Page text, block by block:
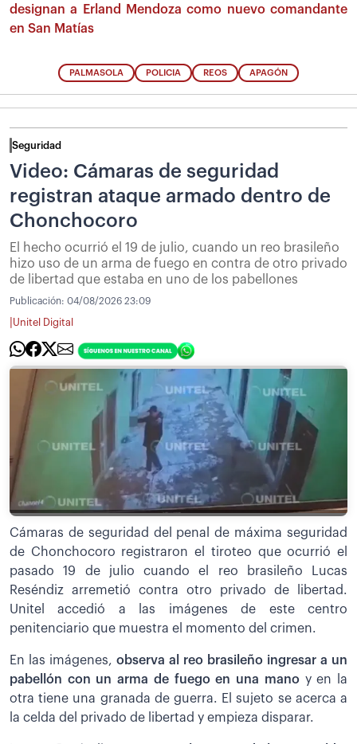
designan a Erland Mendoza como nuevo comandante
en San Matías
PALMASOLA POLICIA REOS APAGÓN
Seguridad
Video: Cámaras de seguridad
registran ataque armado dentro de
Chonchocoro
El hecho ocurrió el 19 de julio, cuando un reo brasileño
hizo uso de un arma de fuego en contra de otro privado
de libertad que estaba en uno de los pabellones
Publicación: 04/08/2026 23:09
Unitel Digital
Cámaras de seguridad del penal de máxima seguridad
de Chonchocoro registraron el tiroteo que ocurrió el
pasado 19 de julio cuando el reo brasileño Lucas
Reséndiz arremetió contra otro privado de libertad.
Unitel accedió a las imágenes de este centro
penitenciario que muestra el momento del crimen.
En las imágenes, observa al reo brasileño ingresar a un
pabellón con un arma de fuego en una mano y en la
otra tiene una granada de guerra. El sujeto se acerca a
la celda del privado de libertad y empieza disparar.